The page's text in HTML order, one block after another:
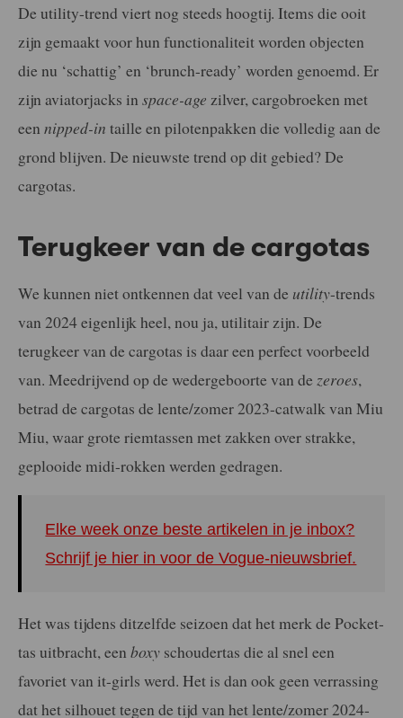
De utility-trend viert nog steeds hoogtij. Items die ooit
zijn gemaakt voor hun functionaliteit worden objecten
die nu ‘schattig’ en ‘brunch-ready’ worden genoemd. Er
zijn aviatorjacks in space-age zilver, cargobroeken met
een nipped-in taille en pilotenpakken die volledig aan de
grond blijven. De nieuwste trend op dit gebied? De
cargotas.
Terugkeer van de cargotas
We kunnen niet ontkennen dat veel van de utility-trends
van 2024 eigenlijk heel, nou ja, utilitair zijn. De
terugkeer van de cargotas is daar een perfect voorbeeld
van. Meedrijvend op de wedergeboorte van de zeroes,
betrad de cargotas de lente/zomer 2023-catwalk van Miu
Miu, waar grote riemtassen met zakken over strakke,
geplooide midi-rokken werden gedragen.
Elke week onze beste artikelen in je inbox?
Schrijf je hier in voor de Vogue-nieuwsbrief.
Het was tijdens ditzelfde seizoen dat het merk de Pocket-
tas uitbracht, een boxy schoudertas die al snel een
favoriet van it-girls werd. Het is dan ook geen verrassing
dat het silhouet tegen de tijd van het lente/zomer 2024-